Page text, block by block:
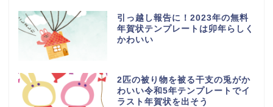
引っ越し報告に！2023年の無料
年賀状テンプレートは卯年らしく
かわいい
2匹の被り物を被る干支の兎がか
わいい令和5年テンプレートでイ
ラスト年賀状を出そう